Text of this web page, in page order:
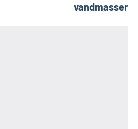
vandmasser